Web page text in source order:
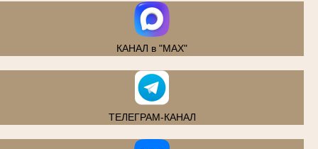
КАНАЛ в "MAX"
ТЕЛЕГРАМ-КАНАЛ